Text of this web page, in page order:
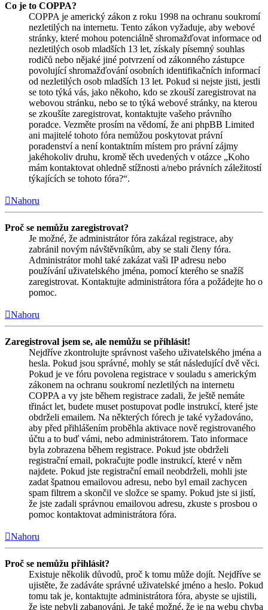
Co je to COPPA?
COPPA je americký zákon z roku 1998 na ochranu soukromí
nezletilých na internetu. Tento zákon vyžaduje, aby webové
stránky, které mohou potenciálně shromažďovat informace od
nezletilých osob mladších 13 let, získaly písemný souhlas
rodičů nebo nějaké jiné potvrzení od zákonného zástupce
povolující shromažďování osobních identifikačních informací
od nezletilých osob mladších 13 let. Pokud si nejste jisti, jestli
se toto týká vás, jako někoho, kdo se zkouší zaregistrovat na
webovou stránku, nebo se to týká webové stránky, na kterou
se zkoušíte zaregistrovat, kontaktujte vašeho právního
poradce. Vezměte prosím na vědomí, že ani phpBB Limited
ani majitelé tohoto fóra nemůžou poskytovat právní
poradenství a není kontaktním místem pro právní zájmy
jakéhokoliv druhu, kromě těch uvedených v otázce „Koho
mám kontaktovat ohledně stížnosti a/nebo právních záležitostí
týkajících se tohoto fóra?“.
Nahoru
Proč se nemůžu zaregistrovat?
Je možné, že administrátor fóra zakázal registrace, aby
zabránil novým návštěvníkům, aby se stali členy fóra.
Administrátor mohl také zakázat vaši IP adresu nebo
používání uživatelského jména, pomocí kterého se snažíš
zaregistrovat. Kontaktujte administrátora fóra a požádejte ho o
pomoc.
Nahoru
Zaregistroval jsem se, ale nemůžu se přihlásit!
Nejdříve zkontrolujte správnost vašeho uživatelského jména a
hesla. Pokud jsou správné, mohly se stát následující dvě věci.
Pokud je ve fóru povolena registrace v souladu s americkým
zákonem na ochranu soukromí nezletilých na internetu
COPPA a vy jste během registrace zadali, že ještě nemáte
třináct let, budete muset postupovat podle instrukcí, které jste
obdrželi emailem. Na některých fórech je také vyžadováno,
aby před přihlášením proběhla aktivace nově registrovaného
účtu a to buď vámi, nebo administrátorem. Tato informace
byla zobrazena během registrace. Pokud jste obdrželi
registrační email, pokračujte podle instrukcí, které v něm
najdete. Pokud jste registrační email neobdrželi, mohli jste
zadat špatnou emailovou adresu, nebo byl email zachycen
spam filtrem a skončil ve složce se spamy. Pokud jste si jistí,
že jste zadali správnou emailovou adresu, zkuste s prosbou o
pomoc kontaktovat administrátora fóra.
Nahoru
Proč se nemůžu přihlásit?
Existuje několik důvodů, proč k tomu může dojít. Nejdříve se
ujistěte, že zadáváte správné uživatelské jméno a heslo. Pokud
tomu tak je, kontaktujte administrátora fóra, abyste se ujistili,
že jste nebyli zabanováni. Je také možné, že je na webu chyba